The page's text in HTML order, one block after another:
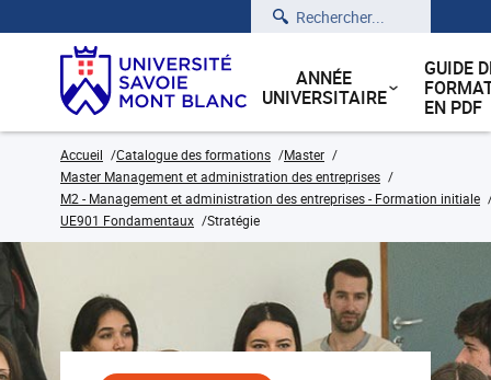
Rechercher
ANNÉE
UNIVERSITAIRE
GUIDE
EN PDF
Accueil Catalogue des formations
Master
Master Management et administration des entreprises
M2 - Management et administration des entreprises - Formation initiale
UE901 Fondamentaux
Stratégie